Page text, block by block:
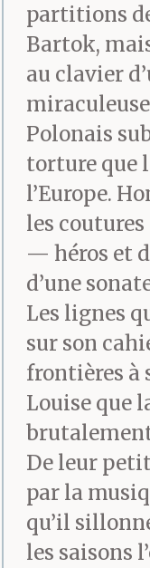
partitions
Bartok,
au clavier
Polonais
torture que
l’Europe.
les
— héros et
d’une
Les lignes
sur son
frontières à
Louise que
De leur
par la
qu’il
les saisons